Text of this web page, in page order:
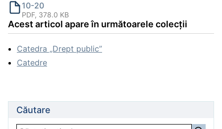
10-20
PDF, 378.0 KB
Acest articol apare în următoarele colecții
Catedra „Drept public”
Catedre
Căutare